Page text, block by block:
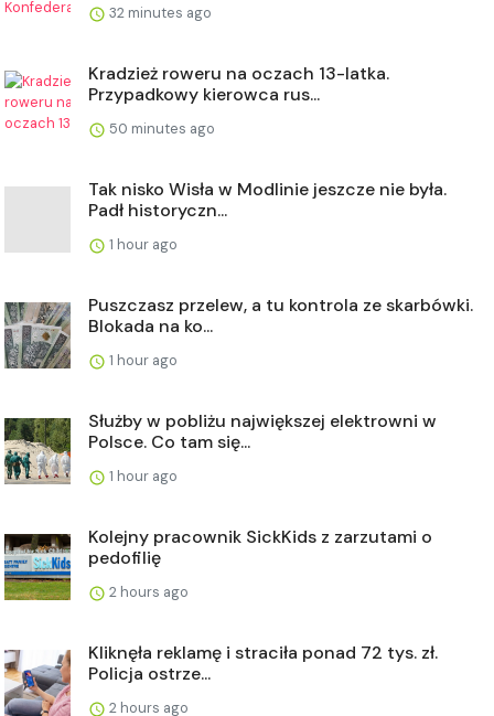
32 minutes ago
Kradzież roweru na oczach 13-latka.
Przypadkowy kierowca rus...
50 minutes ago
Tak nisko Wisła w Modlinie jeszcze nie była.
Padł historyczn...
1 hour ago
Puszczasz przelew, a tu kontrola ze skarbówki.
Blokada na ko...
1 hour ago
Służby w pobliżu największej elektrowni w
Polsce. Co tam się...
1 hour ago
Kolejny pracownik SickKids z zarzutami o
pedofilię
2 hours ago
Kliknęła reklamę i straciła ponad 72 tys. zł.
Policja ostrze...
2 hours ago